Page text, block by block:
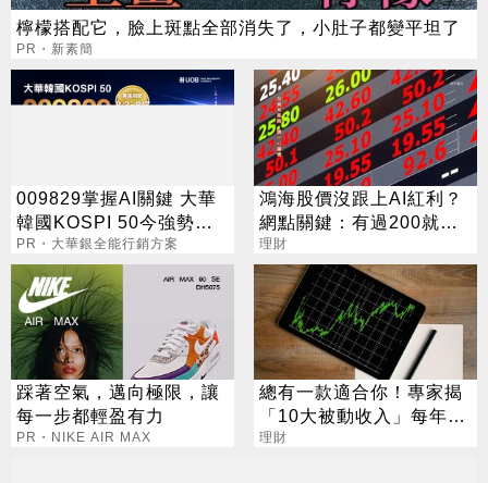
檸檬搭配它，臉上斑點全部消失了，小肚子都變平坦了
PR・新素簡
009829掌握AI關鍵 大華
韓國KOSPI 50今強勢開
募
PR・大華銀全能行銷方案
鴻海股價沒跟上AI紅利？
網點關鍵：有過200就算
漲
理財
踩著空氣，邁向極限，讓
每一步都輕盈有力
PR・NIKE AIR MAX
總有一款適合你！專家揭
「10大被動收入」每年多
領248萬
理財